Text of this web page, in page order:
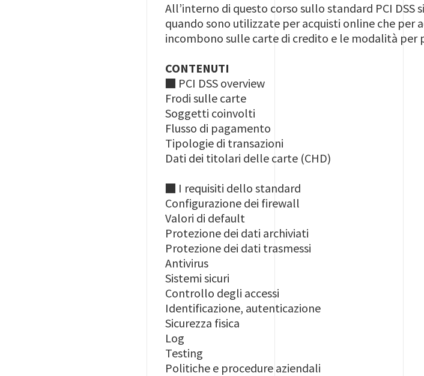
All’interno di questo corso sullo standard PCI
quando sono utilizzate per acquisti online che per
incombono sulle carte di credito e le modalità
CONTENUTI
■ PCI DSS overview
Frodi sulle carte
Soggetti coinvolti
Flusso di pagamento
Tipologie di transazioni
Dati dei titolari delle carte (CHD)
■ I requisiti dello standard
Configurazione dei firewall
Valori di default
Protezione dei dati archiviati
Protezione dei dati trasmessi
Antivirus
Sistemi sicuri
Controllo degli accessi
Identificazione, autenticazione
Sicurezza fisica
Log
Testing
Politiche e procedure aziendali